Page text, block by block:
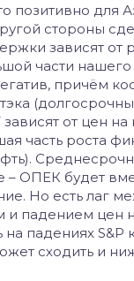
позитивно для
стороны
зависят от
части
причём
от цен на
часть роста
– ОПЕК будет
Но есть лаг
и падением цен
на падениях S&P
сходить и